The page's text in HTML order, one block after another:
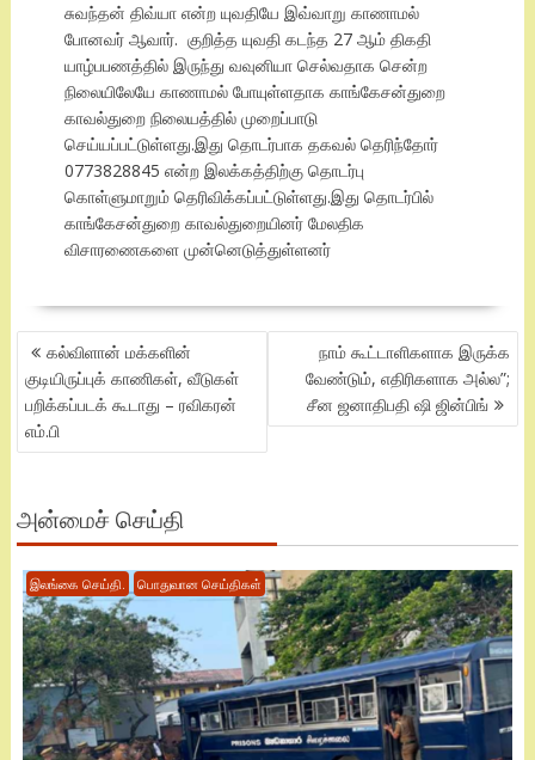
சுவந்தன் திவ்யா என்ற யுவதியே இவ்வாறு காணாமல்
போனவர் ஆவார். குறித்த யுவதி கடந்த 27 ஆம் திகதி
யாழ்பபணத்தில் இருந்து வவுனியா செல்வதாக சென்ற
நிலையிலேயே காணாமல் போயுள்ளதாக காங்கேசன்துறை
காவல்துறை நிலையத்தில் முறைப்பாடு
செய்யப்பட்டுள்ளது.இது தொடர்பாக தகவல் தெரிந்தோர்
0773828845 என்ற இலக்கத்திற்கு தொடர்பு
கொள்ளுமாறும் தெரிவிக்கப்பட்டுள்ளது.இது தொடர்பில்
காங்கேசன்துறை காவல்துறையினர் மேலதிக
விசாரணைகளை முன்னெடுத்துள்ளனர்
POST
NAVIGATION
கல்விளான் மக்களின்
குடியிருப்புக் காணிகள், வீடுகள்
பறிக்கப்படக் கூடாது – ரவிகரன்
எம்.பி
நாம் கூட்டாளிகளாக இருக்க
வேண்டும், எதிரிகளாக அல்ல”;
சீன ஜனாதிபதி ஷி ஜின்பிங்
அன்மைச் செய்தி
இலங்கை செய்தி. பொதுவான செய்திகள்